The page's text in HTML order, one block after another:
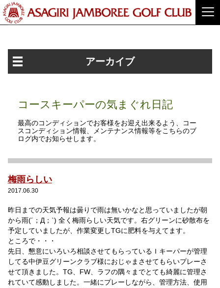
アーカイブ
コースキーパーの気まぐれ日記
最高のコンディションでお客様をお迎え出来るよう、コー
スコンディション情報、メンテナンス情報等をこちらのブ
ログ内でお知らせします。
梅雨らしい
2017.06.30
昨日までの天気予報は曇りで雨は無いかなと思っていましたが朝
から雨(´；Д；`) 全く梅雨らしい天気です。右グリーンに砂散布を
予定していましたが、作業変更しTGに肥料を与えてます。
ところで・・・
先日、懇意にいろいろ相談させてもらっているＩキーパーが管理
してる中伊豆グリーンクラブ様におじゃまさせてもらいプレーさ
せて頂きました。TG、FW、ラフの隅々までとても綺麗に管理さ
れていて感動しました。一緒にプレーしながら、管理方法、使用